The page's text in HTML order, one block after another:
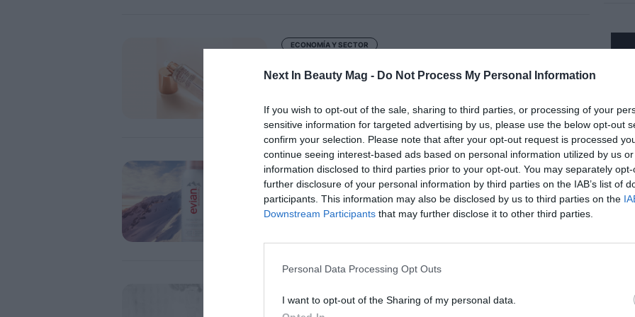
Next In Beauty Mag - Do Not Process My Personal Information
If you wish to opt-out of the sale, sharing to third parties, or processing of your
sensitive information for targeted advertising by us, please use the below opt-out
confirm your selection. Please note that after your opt-out request is processed
continue seeing interest-based ads based on personal information utilized by us
information disclosed to third parties prior to your opt-out. You may separately
further disclosure of your personal information by third parties on the IAB’s list of
participants. This information may also be disclosed by us to third parties on the
Downstream Participants that may further disclose it to other third parties.
Personal Data Processing Opt Outs
I want to opt-out of the Sharing of my personal data.
Tilbury y eleva su participación al 85%
ECONOMÍA Y SECTOR
COPA Cosmetics se convierte en el
nuevo distribuidor oficial de evian
Brumisateur®
ACTUALIDAD
Ylang ha completado la adquisición de